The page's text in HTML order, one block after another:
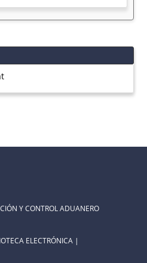
Y CONTROL ADUANERO
ELECTRÓNICA |